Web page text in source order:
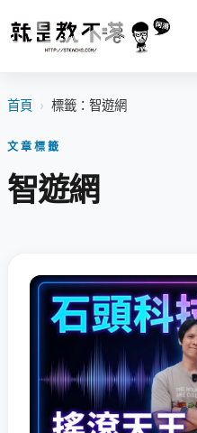
首頁 › 標籤：智遊網
文章標籤
智遊網